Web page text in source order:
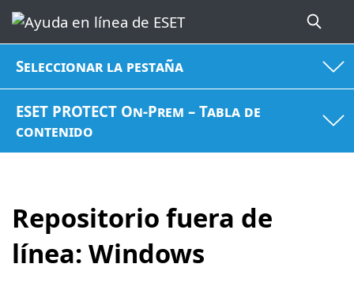
Seleccionar la pestaña
ESET PROTECT On-Prem – Tabla de
contenido
Repositorio fuera de
línea: Windows